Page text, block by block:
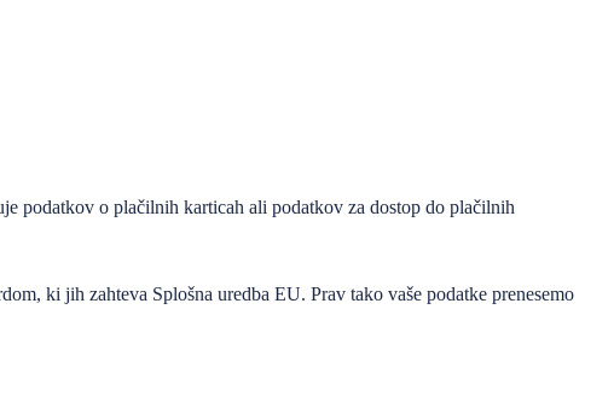
podatkov o plačilnih karticah ali podatkov za dostop do plačilnih
ki jih zahteva Splošna uredba EU. Prav tako vaše podatke prenesemo